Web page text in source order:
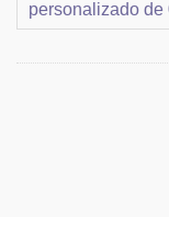
personalizado de